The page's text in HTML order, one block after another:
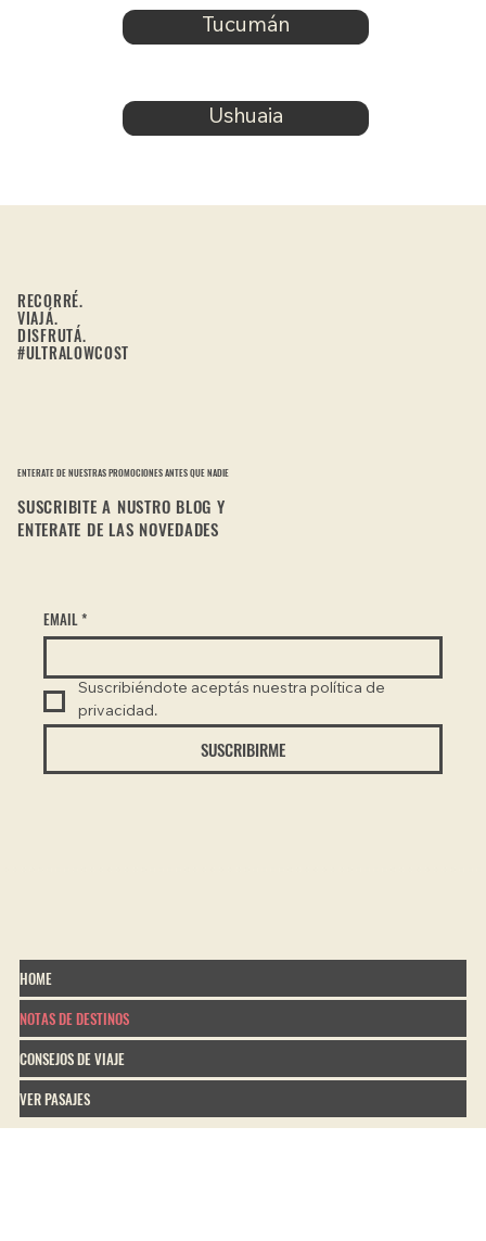
Tucumán
Ushuaia
RECORRÉ.
VIAJÁ.
DISFRUTÁ.
#ULTRALOWCOST
ENTERATE DE NUESTRAS PROMOCIONES ANTES QUE NADIE
SUSCRIBITE A NUSTRO BLOG Y
ENTERATE DE LAS NOVEDADES
EMAIL *
Suscribiéndote aceptás nuestra política de
privacidad.
SUSCRIBIRME
HOME
NOTAS DE DESTINOS
CONSEJOS DE VIAJE
VER PASAJES